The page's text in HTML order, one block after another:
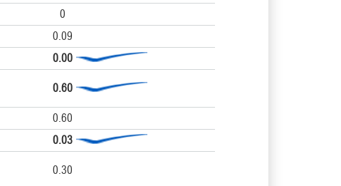
0
0.09
0.00
0.60
0.60
0.03
0.30